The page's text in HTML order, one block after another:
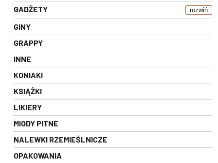
GADŻETY
rozwiń
GINY
GRAPPY
INNE
KONIAKI
KSIĄŻKI
LIKIERY
MIODY PITNE
NALEWKI RZEMIEŚLNICZE
OPAKOWANIA